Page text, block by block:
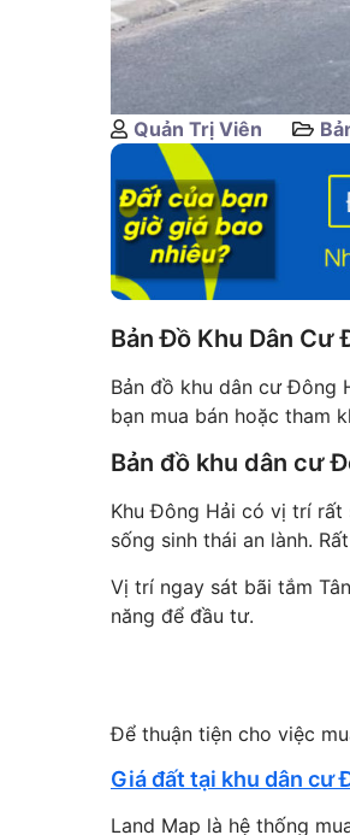
Quản Trị Viên
Bản Đồ Khu Dân Cư
Bản đồ khu dân cư Đông
bạn mua bán hoặc tham
Bản đồ khu dân cư
Khu Đông Hải có vị trí rất
sống sinh thái an lành.
Vị trí ngay sát bãi tắm
năng để đầu tư.
Để thuận tiện cho việc
Giá đất tại khu dân cư
Land Map là hệ thống